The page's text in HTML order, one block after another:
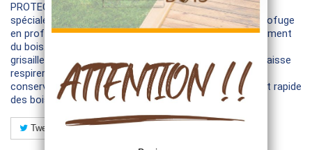
PROTECTIM est un saturateur en phase aqueuse
spécialement formulé pour assurer une protection hydrofuge
en profondeur. Il limite la reprise d’humidité et le fendillement
du bois. Grâce à sa protection anti-UV, il retarde le
grisaillement des surfaces exposées. Non filmogène, il laisse
respirer le support. Protection des bois neufs tout en
conservant l’aspect naturel du bois. Rénovation facile et rapide
des bois anciens. Disponible en naturel et 4 coloris.
Tweet Partager